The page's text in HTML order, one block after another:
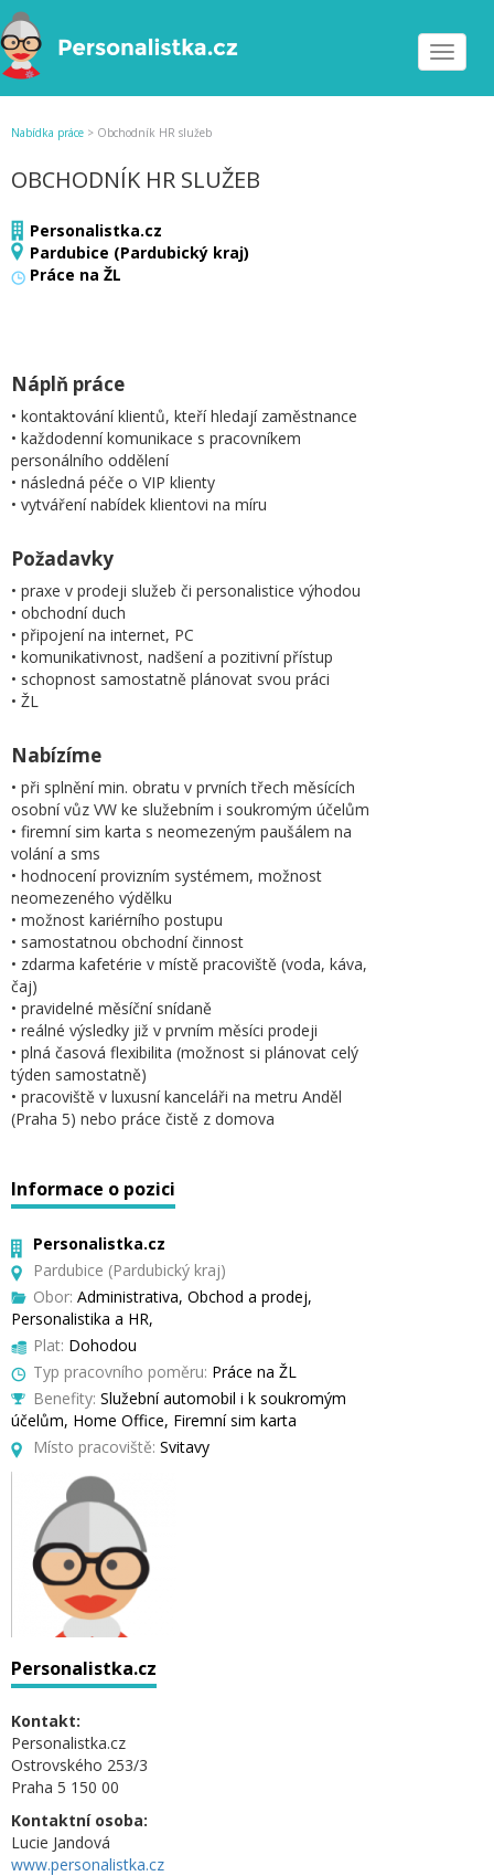
Toggle
Nabídka práce > Obchodník HR služeb
OBCHODNÍK HR SLUŽEB
Personalistka.cz
Pardubice (Pardubický kraj)
Práce na ŽL
Náplň práce
• kontaktování klientů, kteří hledají zaměstnance
• každodenní komunikace s pracovníkem
personálního oddělení
• následná péče o VIP klienty
• vytváření nabídek klientovi na míru
Požadavky
• praxe v prodeji služeb či personalistice výhodou
• obchodní duch
• připojení na internet, PC
• komunikativnost, nadšení a pozitivní přístup
• schopnost samostatně plánovat svou práci
• ŽL
Nabízíme
• při splnění min. obratu v prvních třech měsících
osobní vůz VW ke služebním i soukromým účelům
• firemní sim karta s neomezeným paušálem na
volání a sms
• hodnocení provizním systémem, možnost
neomezeného výdělku
• možnost kariérního postupu
• samostatnou obchodní činnost
• zdarma kafetérie v místě pracoviště (voda, káva,
čaj)
• pravidelné měsíční snídaně
• reálné výsledky již v prvním měsíci prodeji
• plná časová flexibilita (možnost si plánovat celý
týden samostatně)
• pracoviště v luxusní kanceláři na metru Anděl
(Praha 5) nebo práce čistě z domova
Informace o pozici
Personalistka.cz
Pardubice (Pardubický kraj)
Obor: Administrativa, Obchod a prodej,
Personalistika a HR,
Plat: Dohodou
Typ pracovního poměru: Práce na ŽL
Benefity: Služební automobil i k soukromým
účelům, Home Office, Firemní sim karta
Místo pracoviště: Svitavy
Personalistka.cz
Kontakt:
Personalistka.cz
Ostrovského 253/3
Praha 5 150 00
Kontaktní osoba:
Lucie Jandová
www.personalistka.cz